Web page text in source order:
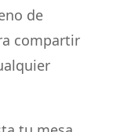
de
compartir